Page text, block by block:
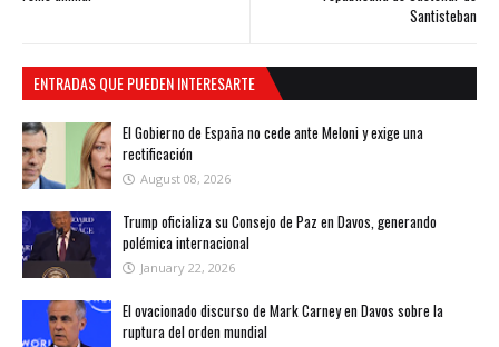
Santisteban
ENTRADAS QUE PUEDEN INTERESARTE
El Gobierno de España no cede ante Meloni y exige una
rectificación
August 08, 2026
Trump oficializa su Consejo de Paz en Davos, generando
polémica internacional
January 22, 2026
El ovacionado discurso de Mark Carney en Davos sobre la
ruptura del orden mundial